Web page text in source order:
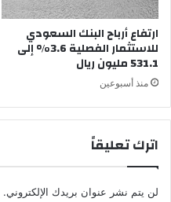
ارتفاع أرباح البنك السعودي
للاستثمار الفصلية 3.6% إلى
531.1 مليون ريال
منذ أسبوعين
اترك تعليقاً
لن يتم نشر عنوان بريدك الإلكتروني.